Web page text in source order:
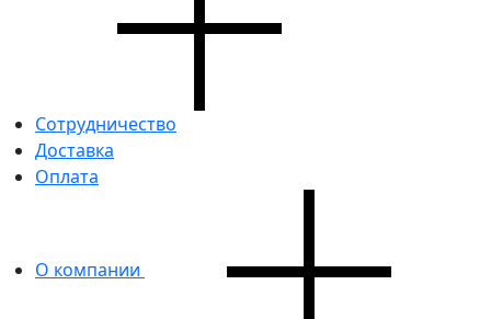
Сотрудничество
Доставка
Оплата
О компании